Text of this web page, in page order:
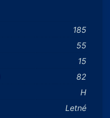
185
55
15
82
H
Letné